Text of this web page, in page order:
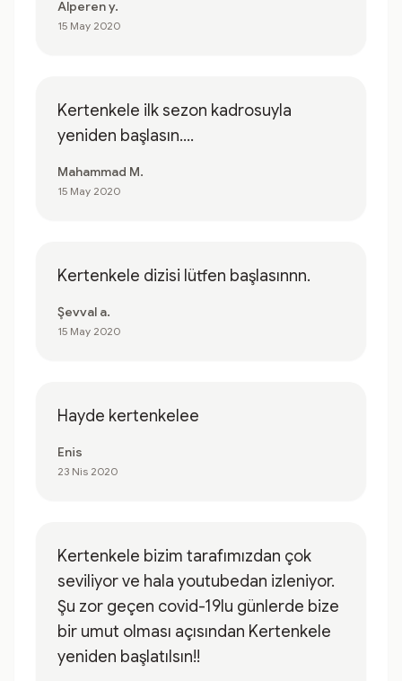
Alperen y.
15 May 2020
Kertenkele ilk sezon kadrosuyla
yeniden başlasın....
Mahammad M.
15 May 2020
Kertenkele dizisi lütfen başlasınnn.
Şevval a.
15 May 2020
Hayde kertenkelee
Enis
23 Nis 2020
Kertenkele bizim tarafımızdan çok
seviliyor ve hala youtubedan izleniyor.
Şu zor geçen covid-19lu günlerde bize
bir umut olması açısından Kertenkele
yeniden başlatılsın!!